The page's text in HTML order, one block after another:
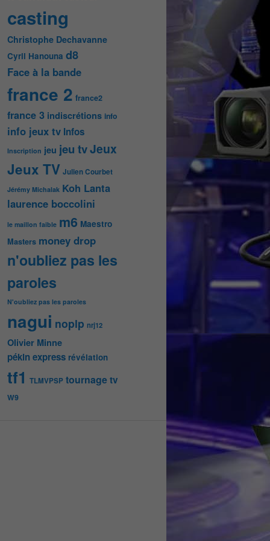
casting
Christophe Dechavanne
Cyril Hanouna d8
Face à la bande
france 2 france2
france 3 indiscrétions info
info jeux tv Infos
Inscription jeu jeu tvJeux
Jeux TV Julien Courbet
Jérémy Michalak Koh Lanta
laurence boccolini
le maillon faible m6 Maestro
Masters money drop
n'oubliez pas les
paroles
N'oubliez pas les paroles
nagui noplp nrj12
Olivier Minne
pékin express révélation
tf1 TLMVPSP tournagetv
W9